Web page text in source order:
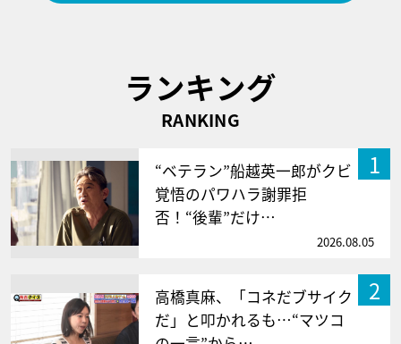
ランキング
RANKING
1
“ベテラン”船越英一郎がクビ
覚悟のパワハラ謝罪拒
否！“後輩”だけ…
2026.08.05
2
高橋真麻、「コネだブサイク
だ」と叩かれるも…“マツコ